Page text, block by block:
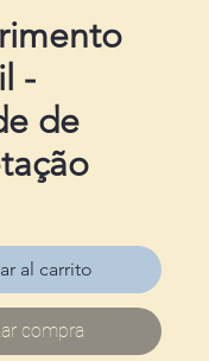
-
de
al carrito
compra